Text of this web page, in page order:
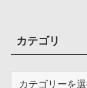
ブカテゴリ